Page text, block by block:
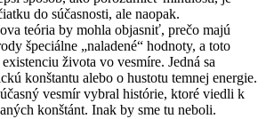
do súčasnosti, ale naopak.
teória by mohla objasniť, prečo majú
špeciálne „naladené“ hodnoty, a toto
života vo vesmíre. Jedná sa
konštantu alebo o hustotu temnej energie.
vesmír vybral histórie, ktoré viedli k
konštánt. Inak by sme tu neboli.